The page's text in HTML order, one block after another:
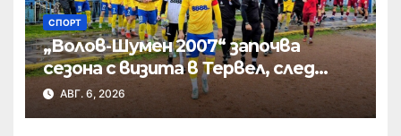
СПОРТ
„Волов-Шумен 2007“ започва
сезона с визита в Тервел, след
това приема новак
АВГ. 6, 2026